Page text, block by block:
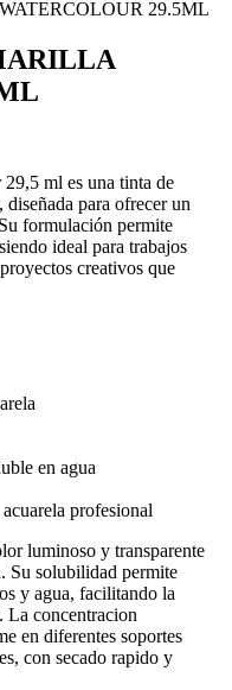
ml es una tinta de
para ofrecer un
formulación permite
ideal para trabajos
creativos que
en agua
profesional
luminoso y transparente
Su solubilidad permite
y agua, facilitando la
La concentracion
en diferentes soportes
con secado rapido y